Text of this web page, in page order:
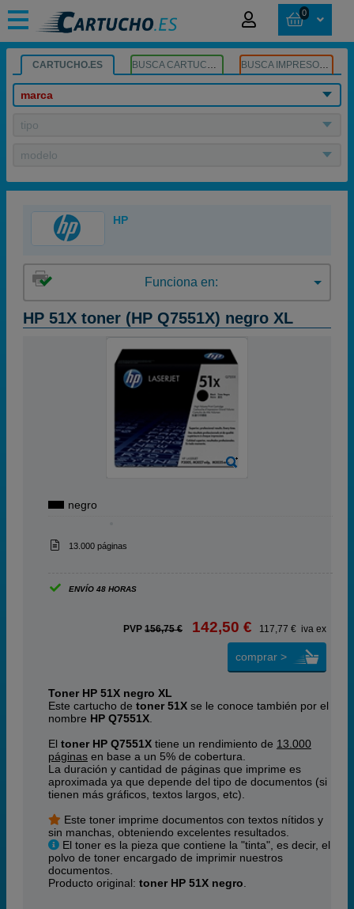
0
CARTUCHO.ES BUSCA CARTUCHOS BUSCA IMPRESORA
marca
tipo
modelo
HP
Funciona en:
HP 51X toner (HP Q7551X) negro XL
negro
13.000 páginas
ENVÍO 48 HORAS
PVP 156,75 € 142,50 € 117,77 € iva ex
comprar >
Toner HP 51X negro XL
Este cartucho de toner 51X se le conoce también por el
nombre HP Q7551X
El toner HP Q7551X tiene un rendimiento de 13.000
páginas en base a un 5% de cobertura.
La duración y cantidad de páginas que imprime es
aproximada ya que depende del tipo de documentos (si
tienen más gráficos, textos largos, etc).
Este toner imprime documentos con textos nítidos y
sin manchas, obteniendo excelentes resultados.
El toner es la pieza que contiene la "tinta", es decir, el
polvo de toner encargado de imprimir nuestros
documentos.
Producto original: toner HP 51X negro